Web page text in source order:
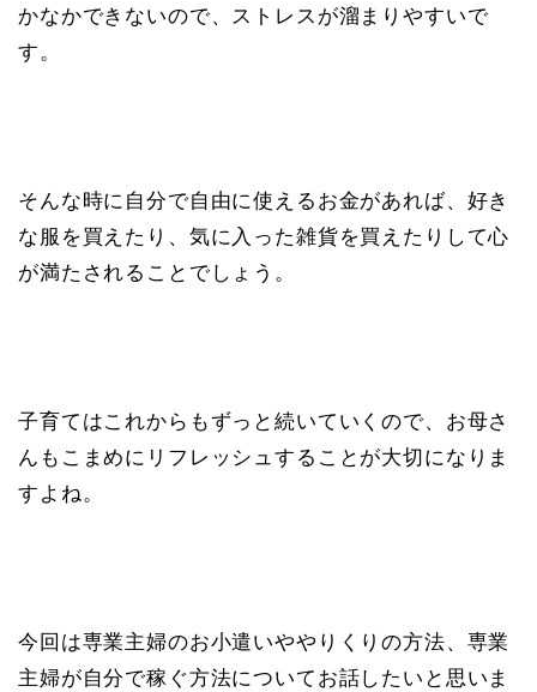
かなかできないので、ストレスが溜まりやすいで
す。
そんな時に自分で自由に使えるお金があれば、好き
な服を買えたり、気に入った雑貨を買えたりして心
が満たされることでしょう。
子育てはこれからもずっと続いていくので、お母さ
んもこまめにリフレッシュすることが大切になりま
すよね。
今回は専業主婦のお小遣いややりくりの方法、専業
主婦が自分で稼ぐ方法についてお話したいと思いま